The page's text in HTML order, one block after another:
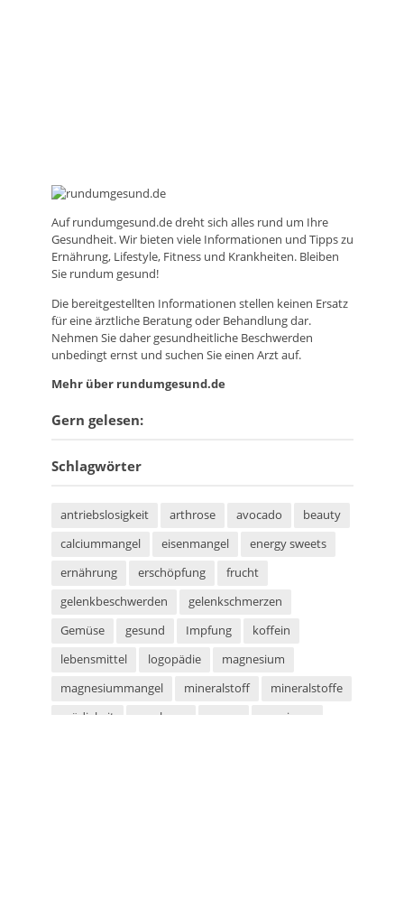
Aufrundumgesund.dedreht sich alles rund um Ihre
Gesundheit. Wir bieten viele Informationen und Tipps zu
Ernährung, Lifestyle, Fitness und Krankheiten. Bleiben
Sie rundum gesund!
Die bereitgestellten Informationen stellen keinen Ersatz
für eine ärztliche Beratung oder Behandlung dar.
Nehmen Sie daher gesundheitliche Beschwerden
unbedingt ernst und suchen Sie einen Arzt auf.
Mehr über rundumgesund.de
Gern gelesen:
Schlagwörter
antriebslosigkeit arthrose avocado
beauty
calciummangel
eisenmangel
energy sweets
ernährung
erschöpfung
frucht
gelenkbeschwerden
gelenkschmerzen
Gemüse
gesund Impfung
koffein
lebensmittel
logopädie
magnesium
magnesiummangel
mineralstoff
mineralstoffe
müdigkeit
parabene
saunieren